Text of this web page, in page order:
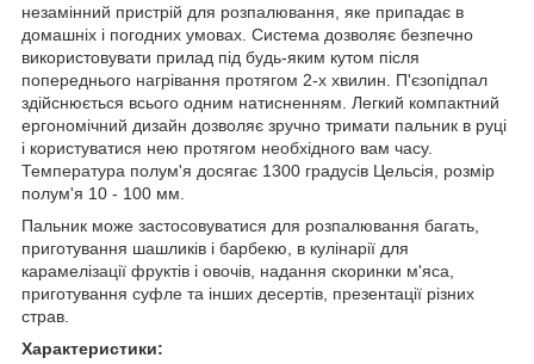
незамінний пристрій для розпалювання, яке припадає в
домашніх і погодних умовах. Система дозволяє безпечно
використовувати прилад під будь-яким кутом після
попереднього нагрівання протягом 2-х хвилин. П'єзопідпал
здійснюється всього одним натисненням. Легкий компактний
ергономічний дизайн дозволяє зручно тримати пальник в руці
і користуватися нею протягом необхідного вам часу.
Температура полум'я досягає 1300 градусів Цельсія, розмір
полум'я 10 - 100 мм.
Пальник може застосовуватися для розпалювання багать,
приготування шашликів і барбекю, в кулінарії для
карамелізації фруктів і овочів, надання скоринки м'яса,
приготування суфле та інших десертів, презентації різних
страв.
Характеристики: